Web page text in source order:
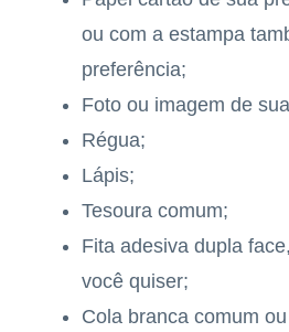
ou com a estampa
preferência;
Foto ou imagem de
Régua;
Lápis;
Tesoura comum;
Fita adesiva dupla
você quiser;
Cola branca comum